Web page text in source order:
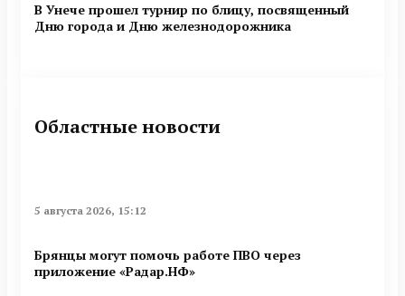
В Унече прошел турнир по блицу, посвященный
Дню города и Дню железнодорожника
Областные новости
5 августа 2026, 15:12
Брянцы могут помочь работе ПВО через
приложение «Радар.НФ»